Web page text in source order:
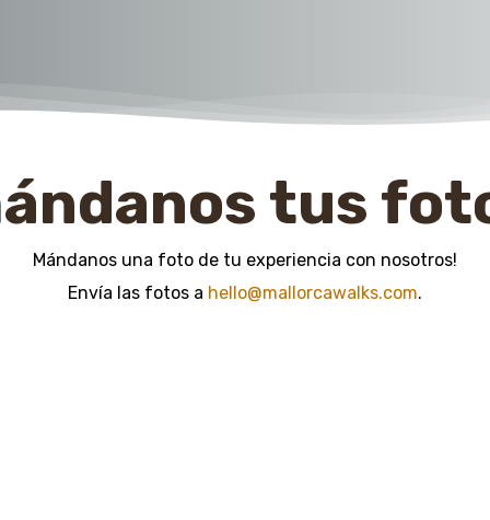
tus
Mándanos una foto de tu experiencia con nosotros!
Envía las fotos a hello@mallorcawalks.com.